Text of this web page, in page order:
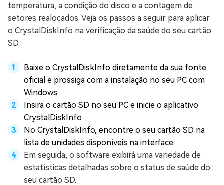
temperatura, a condição do disco e a contagem de
setores realocados. Veja os passos a seguir para aplicar
o CrystalDiskInfo na verificação da saúde do seu cartão
SD.
Baixe o CrystalDiskInfo diretamente da sua fonte
oficial e prossiga com a instalação no seu PC com
Windows.
Insira o cartão SD no seu PC e inicie o aplicativo
CrystalDiskInfo.
No CrystalDiskInfo, encontre o seu cartão SD na
lista de unidades disponíveis na interface.
Em seguida, o software exibirá uma variedade de
estatísticas detalhadas sobre o status de saúde do
seu cartão SD.